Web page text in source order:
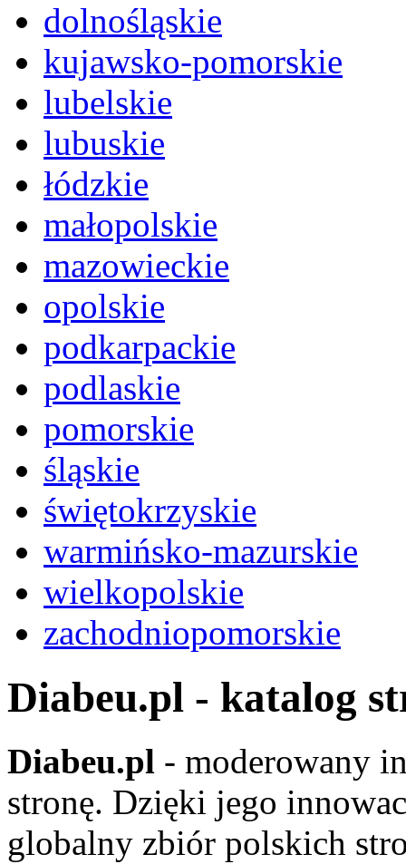
dolnośląskie
kujawsko-pomorskie
lubelskie
lubuskie
łódzkie
małopolskie
mazowieckie
opolskie
podkarpackie
podlaskie
pomorskie
śląskie
świętokrzyskie
warmińsko-mazurskie
wielkopolskie
zachodniopomorskie
Diabeu.pl - katalog
Diabeu.pl - moderowany
stronę. Dzięki jego
globalny zbiór polskich